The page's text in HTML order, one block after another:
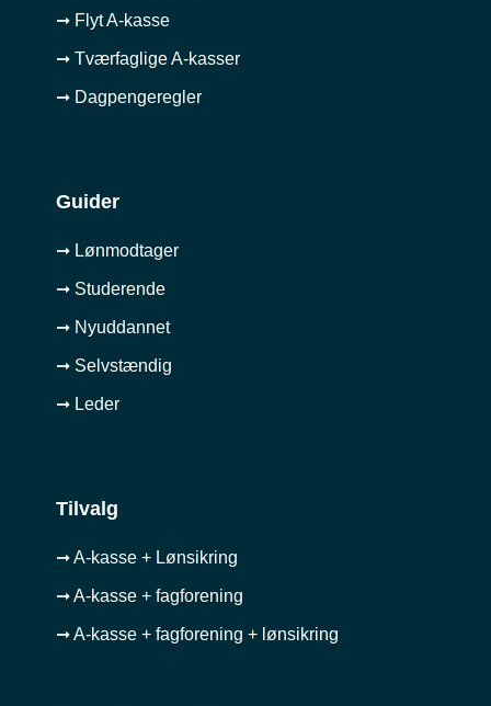
➞ Flyt A-kasse
➞ Tværfaglige A-kasser
➞ Dagpengeregler
Guider
➞ Lønmodtager
➞ Studerende
➞ Nyuddannet
➞ Selvstændig
➞ Leder
Tilvalg
➞ A-kasse + Lønsikring
➞ A-kasse + fagforening
➞ A-kasse + fagforening + lønsikring